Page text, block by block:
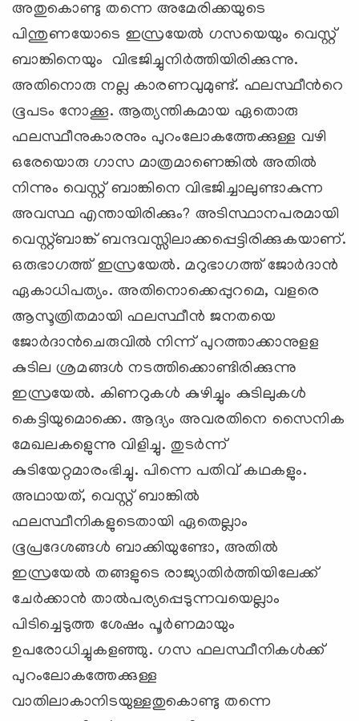
അതുകൊണ്ടു തന്നെ അമേരിക്കയുടെ
പിന്തുണയോടെ ഇസ്രയേല്‍ ഗസയെയും വെസ്റ്റ്
ബാങ്കിനെയും വിഭജിച്ചുനിര്‍ത്തിയിരിക്കുന്നു.
അതിനൊരു നല്ല കാരണവുമുണ്ട്. ഫലസ്ഥീന്‍റെ
ഭൂപടം നോക്കൂ. ആത്യന്തികമായ ഏതൊരു
ഫലസ്ഥീനുകാരനും പുറംലോകത്തേക്കുള്ള വഴി
ഒരേയൊരു ഗാസ മാത്രമാണെങ്കില്‍ അതില്‍
നിന്നും വെസ്റ്റ് ബാങ്കിനെ വിഭജിച്ചാലുണ്ടാകുന്ന
അവസ്ഥ എന്തായിരിക്കും? അടിസ്ഥാനപരമായി
വെസ്റ്റ്ബാങ്ക് ബന്ദവസ്സിലാക്കപ്പെട്ടിരിക്കുകയാണ്.
ഒരുഭാഗത്ത് ഇസ്രയേല്‍. മറുഭാഗത്ത് ജോര്‍ദാന്‍
ഏകാധിപത്യം. അതിനൊക്കെപ്പുറമെ, വളരെ
ആസൂത്രിതമായി ഫലസ്ഥീന്‍ ജനതയെ
ജോര്‍ദാന്‍ചെരുവില്‍ നിന്ന് പുറത്താക്കാനുളള
കുടില ശ്രമങ്ങള്‍ നടത്തിക്കൊണ്ടിരിക്കുന്നു
ഇസ്രയേല്‍. കിണറുകള്‍ കുഴിച്ചും കുടിലുകള്‍
കെട്ടിയുമൊക്കെ. ആദ്യം അവരതിനെ സൈനിക
മേഖലകളെുന്നു വിളിച്ചു. തുടര്‍ന്ന്
കുടിയേറ്റമാരംഭിച്ചു. പിന്നെ പതിവ് കഥകളും.
അഥായത്, വെസ്റ്റ് ബാങ്കില്‍
ഫലസ്ഥീനികളുടെതായി ഏതെല്ലാം
ഭൂപ്രദേശങ്ങള്‍ ബാക്കിയുണ്ടോ, അതില്‍
ഇസ്രയേല്‍ തങ്ങളുടെ രാജ്യാതിര്‍ത്തിയിലേക്ക്
ചേര്‍ക്കാന്‍ താല്‍പര്യപ്പെടുന്നവയെല്ലാം
പിടിച്ചെടുത്ത ശേഷം പൂര്‍ണമായും
ഉപരോധിച്ചുകളഞ്ഞു. ഗസ ഫലസ്ഥീനികള്‍ക്ക്
പുറംലോകത്തേക്കുള്ള
വാതിലാകാനിടയുള്ളതുകൊണ്ടു തന്നെ